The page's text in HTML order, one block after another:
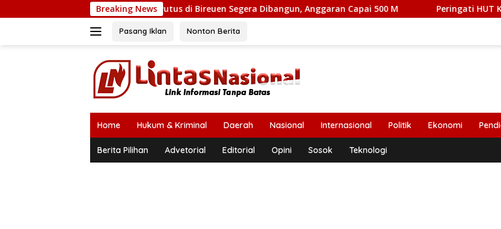
ke
Breaking News
Tiga Jembatan Putus di Bireuen Segera Dibangun, Anggaran Capai 500 M Peringati HUT Ke 53, Bank
Pasang Iklan Nonton Berita
Home Hukum & Kriminal Daerah Nasional Internasional Politik Ekonomi
Berita Pilihan Advetorial Editorial Opini Sosok Teknologi